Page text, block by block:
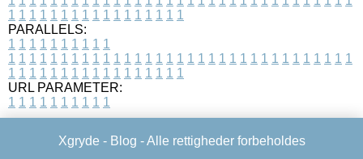
1 1 1 1 1 1 1 1 1 1 1 1 1 1 1 1 1
PARALLELS:
1 1 1 1 1 1 1 1 1 1
1 1 1 1 1 1 1 1 1 1 1 1 1 1 1 1 1 1 1 1 1 1 1 1 1 1 1 1 1 1 1 1 1
1 1 1 1 1 1 1 1 1 1 1 1 1 1 1 1 1
URL PARAMETER:
1 1 1 1 1 1 1 1 1 1
Xgryde - Blog - Alle rettigheder forbeholdes